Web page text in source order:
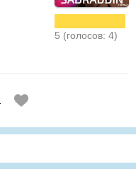
5 (голосов: 4)